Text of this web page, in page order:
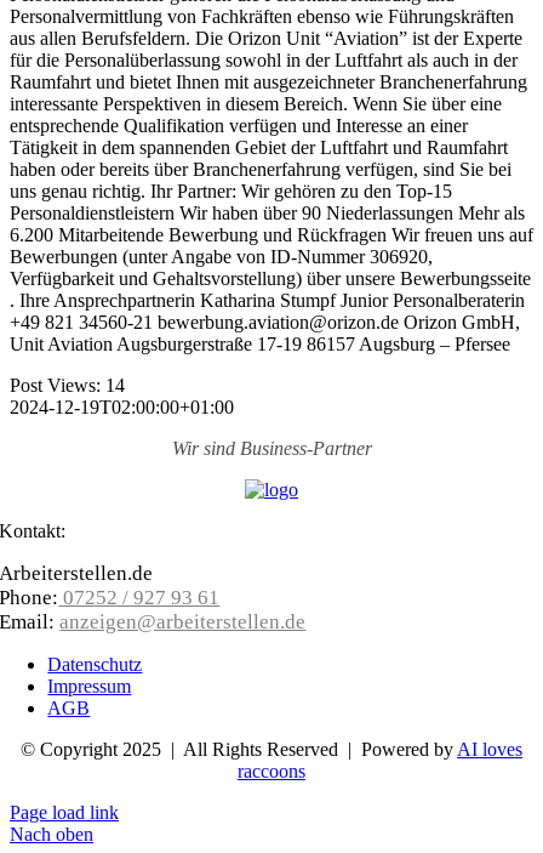
Personalvermittlung von Fachkräften ebenso wie Führungskräften
aus allen Berufsfeldern. Die Orizon Unit “Aviation” ist der Experte
für die Personalüberlassung sowohl in der Luftfahrt als auch in der
Raumfahrt und bietet Ihnen mit ausgezeichneter Branchenerfahrung
interessante Perspektiven in diesem Bereich. Wenn Sie über eine
entsprechende Qualifikation verfügen und Interesse an einer
Tätigkeit in dem spannenden Gebiet der Luftfahrt und Raumfahrt
haben oder bereits über Branchenerfahrung verfügen, sind Sie bei
uns genau richtig. Ihr Partner: Wir gehören zu den Top-15
Personaldienstleistern Wir haben über 90 Niederlassungen Mehr als
6.200 Mitarbeitende Bewerbung und Rückfragen Wir freuen uns auf
Bewerbungen (unter Angabe von ID-Nummer 306920,
Verfügbarkeit und Gehaltsvorstellung) über unsere Bewerbungsseite
. Ihre Ansprechpartnerin Katharina Stumpf Junior Personalberaterin
+49 821 34560-21 bewerbung.aviation@orizon.de Orizon GmbH,
Unit Aviation Augsburgerstraße 17-19 86157 Augsburg – Pfersee
Post Views: 14
2024-12-19T02:00:00+01:00
Wir sind Business-Partner
Kontakt:
Arbeiterstellen.de
Phone: 07252 / 927 93 61
Email:anzeigen@arbeiterstellen.de
Datenschutz
Impressum
AGB
© Copyright 2025 | All Rights Reserved | Powered by AI loves
raccoons
Page load link
Nach oben